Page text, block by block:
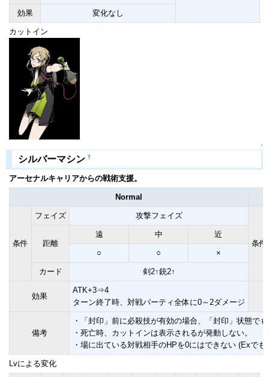
効果 変化なし
カットイン
↑
シルバーマシン †
アーセナルキャリアからの戦術支援。
Normal
条件
フェイズ 攻撃フェイズ
条件
距離
遠 中 近
○ ○ ×
カード 剣2↑銃2↑
効果
ATK+3⇒4
ターン終了時、対戦パーティ全体に0～2ダメージ
備考
・「封印」前に必殺技が有効の場合、「封印」状態で
・死亡時、カットインは表示されるが発動しない。
・場に出ている対戦相手のHPを0にはできない (Exでも
Lvによる変化